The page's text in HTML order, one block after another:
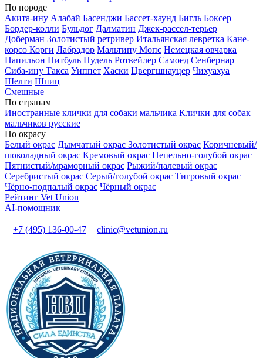
По породе
Акита-ину Алабай Басенджи Бассет-хаунд Бигль Боксер
Бордер-колли Бульдог Далматин Джек-рассел-терьер
Доберман Золотистый ретривер Итальянская левретка Кане-
корсо Корги Лабрадор Мальтипу Мопс Немецкая овчарка
Папильон Питбуль Пудель Ротвейлер Самоед Сенбернар
Сиба-ину Такса Уиппет Хаски Цвергшнауцер Чихуахуа
Шелти Шпиц
Смешные
По странам
Иностранные клички для собаки мальчика Клички для собак
мальчиков русские
По окрасу
Белый окрас Дымчатый окрас Золотистый окрас Коричневый/
шоколадный окрас Кремовый окрас Пепельно-голубой окрас
Пятнистый/мраморный окрас Рыжий/палевый окрас
Серебристый окрас Серый/голубой окрас Тигровый окрас
Чёрно-подпалый окрас Чёрный окрас
Рейтинг Vet Union
AI-помощник
+7 (495) 136-00-47 clinic@vetunion.ru